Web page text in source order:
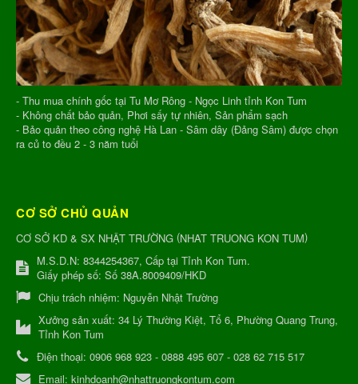
- Thu mua chính gốc tại Tu Mơ Rông - Ngọc Linh tỉnh Kon Tum
- Không chất bảo quản, Phơi sấy tự nhiên, Sản phẩm sạch
- Bảo quản theo công nghệ Hà Lan - Sâm dây (Đảng Sâm) được chọn
ra củ to đều 2 - 3 năm tuổi
CƠ SỞ CHỦ QUẢN
CƠ SỞ KD & SX NHẬT TRƯỜNG (NHAT TRUONG KON TUM)
M.S.D.N: 8344254367, Cấp tại Tỉnh Kon Tum.
Giấy phép số: Số 38A.8009409/HKD
Chịu trách nhiệm: Nguyễn Nhật Trường
Xưởng sản xuất: 34 Lý Thường Kiệt, Tổ 6, Phường Quang Trung,
Tỉnh Kon Tum
Điện thoại: 0906 968 923 - 0888 495 607 - 028 62 715 517
Email: kinhdoanh@nhattruongkontum.com